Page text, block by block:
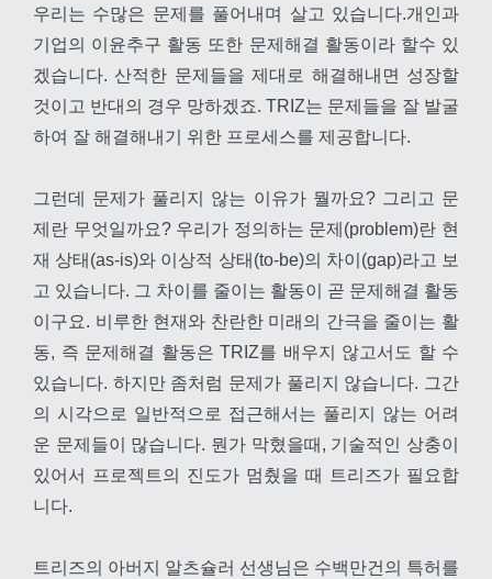
우리는 수많은 문제를 풀어내며 살고 있습니다.개인과
기업의 이윤추구 활동 또한 문제해결 활동이라 할수 있
겠습니다. 산적한 문제들을 제대로 해결해내면 성장할
것이고 반대의 경우 망하겠죠. TRIZ는 문제들을 잘 발굴
하여 잘 해결해내기 위한 프로세스를 제공합니다.
그런데 문제가 풀리지 않는 이유가 뭘까요? 그리고 문
제란 무엇일까요? 우리가 정의하는 문제(problem)란 현
재 상태(as-is)와 이상적 상태(to-be)의 차이(gap)라고 보
고 있습니다. 그 차이를 줄이는 활동이 곧 문제해결 활동
이구요. 비루한 현재와 찬란한 미래의 간극을 줄이는 활
동, 즉 문제해결 활동은 TRIZ를 배우지 않고서도 할 수
있습니다. 하지만 좀처럼 문제가 풀리지 않습니다. 그간
의 시각으로 일반적으로 접근해서는 풀리지 않는 어려
운 문제들이 많습니다. 뭔가 막혔을때, 기술적인 상충이
있어서 프로젝트의 진도가 멈췄을 때 트리즈가 필요합
니다.
트리즈의 아버지 알츠슐러 선생님은 수백만건의 특허를